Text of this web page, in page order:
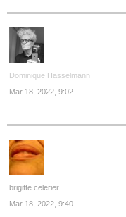
Dominique Hasselmann
Mar 18, 2022, 9:02
brigitte celerier
Mar 18, 2022, 9:40